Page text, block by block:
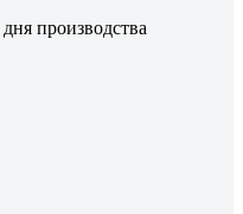
производства